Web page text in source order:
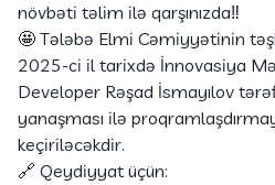
növbəti təlim ilə qarşınızda‼️
🤩 Tələbə Elmi Cəmiyyətinin
2025-ci il tarixdə İnnovasiya
Developer Rəşad İsmayılov
yanaşması ilə
keçiriləcəkdir.
🔗 Qeydiyyat üçün: